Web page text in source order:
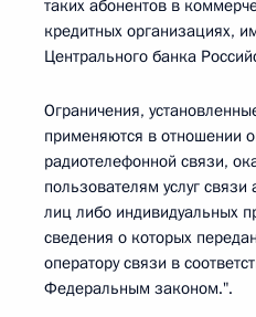
таких абонентов в
кредитных организациях,
Центрального банка
Ограничения,
применяются в отношении
радиотелефонной связи,
пользователям услуг
лиц либо индивидуальных
сведения о которых
оператору связи в
Федеральным законом.".